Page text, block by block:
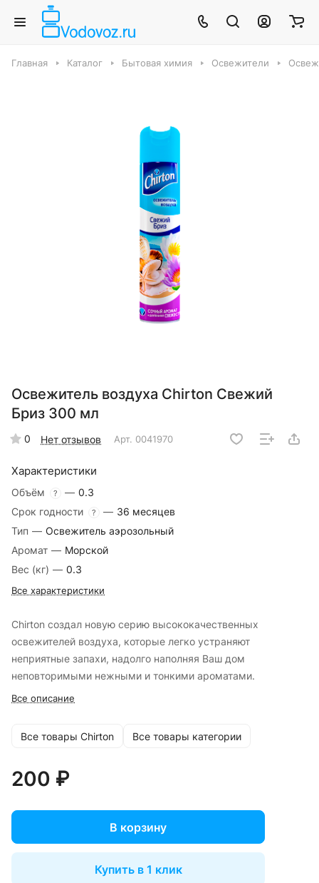
Главная Каталог Бытовая химия Освежители
Освежитель воздуха Chirton Свежий
Бриз 300 мл
0 Нет отзывов Арт. 0041970
Характеристики
Объём ? — 0.3
Срок годности
? — 36 месяцев
Тип — Освежитель аэрозольный
Аромат — Морской
Вес (кг) — 0.3
Все характеристики
Chirton создал новую серию высококачественных
освежителей воздуха, которые легко устраняют
неприятные запахи, надолго наполняя Ваш дом
неповторимыми нежными и тонкими ароматами.
Все описание
Все товары Chirton Все товары категории
200 ₽
В корзину
Купить в 1 клик